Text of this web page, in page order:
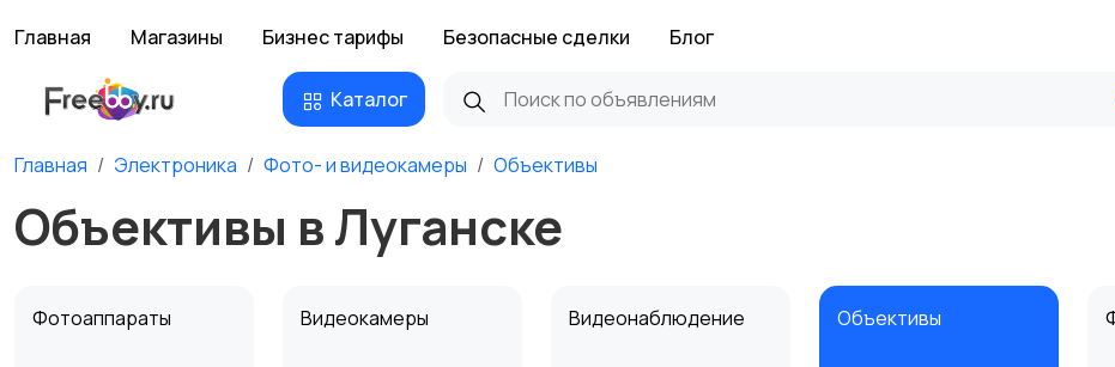
Главная Магазины Бизнес тарифы Безопасные сделки Блог
Каталог
Главная Электроника Фото- и видеокамеры Объективы
Объективы в Луганске
Фотоаппараты Видеокамеры Видеонаблюдение Объективы